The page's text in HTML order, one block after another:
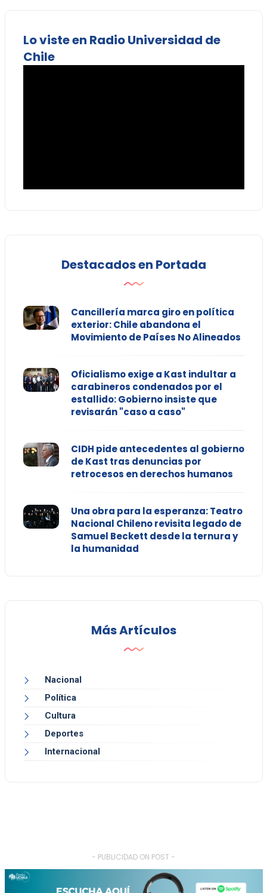
Lo viste en Radio Universidad de
Chile
Destacados en Portada
Cancillería marca giro en política
exterior: Chile abandona el
Movimiento de Países No Alineados
Oficialismo exige a Kast indultar a
carabineros condenados por el
estallido: Gobierno insiste que
revisarán "caso a caso"
CIDH pide antecedentes al gobierno
de Kast tras denuncias por
retrocesos en derechos humanos
Una obra para la esperanza: Teatro
Nacional Chileno revisita legado de
Samuel Beckett desde la ternura y
la humanidad
Más Artículos
Nacional
Política
Cultura
Deportes
Internacional
- PUBLICIDAD ON POST -